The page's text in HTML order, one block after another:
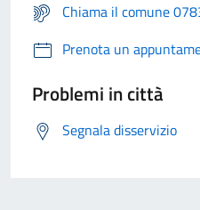
Chiama il comune
Prenota un
Problemi in città
Segnala disservizio